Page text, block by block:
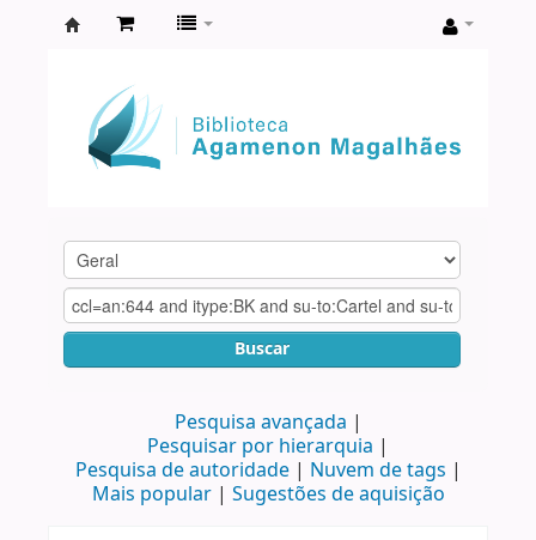
Agamenon
Magalhães
Buscar
Pesquisa avançada
Pesquisar por hierarquia
Pesquisa de autoridade
Nuvem de tags
Mais popular
Sugestões de aquisição